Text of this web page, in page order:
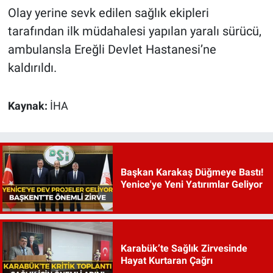
Olay yerine sevk edilen sağlık ekipleri
tarafından ilk müdahalesi yapılan yaralı sürücü,
ambulansla Ereğli Devlet Hastanesi’ne
kaldırıldı.
Kaynak: İHA
Başkan Karakaş Düğmeye Bastı!
Yenice'ye Yeni Yatırımlar Geliyor
Karabük’te Sağlık Zirvesinde
Hayat Kurtaran Çağrı